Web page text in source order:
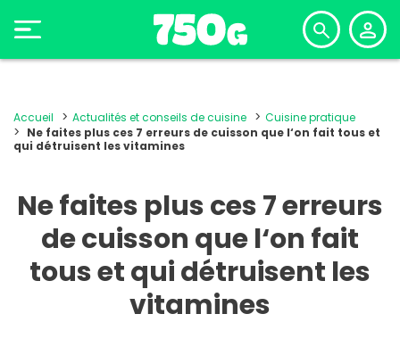
Accueil Actualités et conseils de cuisine
Cuisine pratique
Ne faites plus ces 7 erreurs de cuisson que l‘on fait tous et
qui détruisent les vitamines
Ne faites plus ces 7 erreurs
de cuisson que l‘on fait
tous et qui détruisent les
vitamines